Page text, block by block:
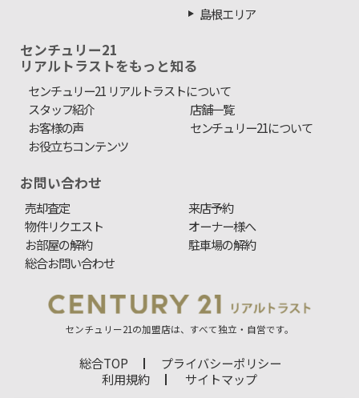
島根エリア
センチュリー21
リアルトラストをもっと知る
センチュリー21 リアルトラストについて
スタッフ紹介
店舗一覧
お客様の声
センチュリー21について
お役立ちコンテンツ
お問い合わせ
売却査定
来店予約
物件リクエスト
オーナー様へ
お部屋の解約
駐車場の解約
総合お問い合わせ
センチュリー21の加盟店は、すべて独立・自営です。
総合TOP
プライバシーポリシー
利用規約
サイトマップ